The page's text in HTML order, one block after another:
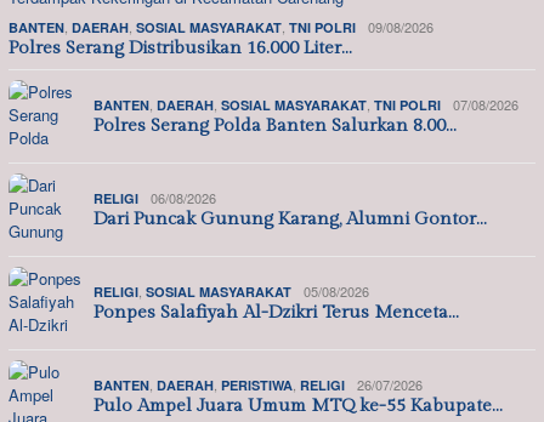
BANTEN, DAERAH, SOSIAL MASYARAKAT, TNI POLRI 09/08/2026
Polres Serang Distribusikan 16.000 Liter…
BANTEN, DAERAH, SOSIAL MASYARAKAT, TNI POLRI 07/08/2026
Polres Serang Polda Banten Salurkan 8.00…
RELIGI 06/08/2026
Dari Puncak Gunung Karang, Alumni Gontor…
RELIGI, SOSIAL MASYARAKAT 05/08/2026
Ponpes Salafiyah Al-Dzikri Terus Menceta…
BANTEN, DAERAH, PERISTIWA, RELIGI 26/07/2026
Pulo Ampel Juara Umum MTQ ke-55 Kabupate…